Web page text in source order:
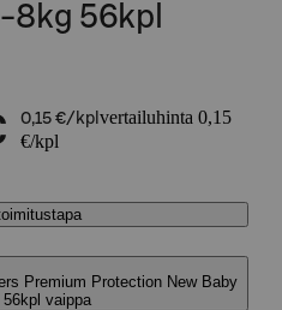
8kg 56kpl
0,15 €/kpl vertailuhinta 0,15
€/kpl
Premium Protection New Baby
vaippa